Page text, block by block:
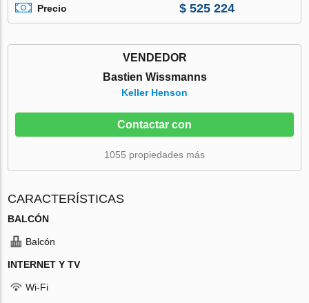
Precio $ 525 224
VENDEDOR
Bastien Wissmanns
Keller Henson
Contactar con
1055 propiedades más
CARACTERÍSTICAS
BALCÓN
Balcón
INTERNET Y TV
Wi-Fi